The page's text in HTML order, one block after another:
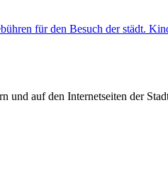
für den Besuch der städt.
und auf den Internetseiten der